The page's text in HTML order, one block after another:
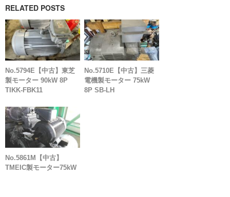
RELATED POSTS
No.5794E【中古】東芝
製モーター 90kW 8P
TIKK-FBK11
No.5710E【中古】三菱
電機製モーター 75kW
8P SB-LH
No.5861M【中古】
TMEIC製モーター75kW